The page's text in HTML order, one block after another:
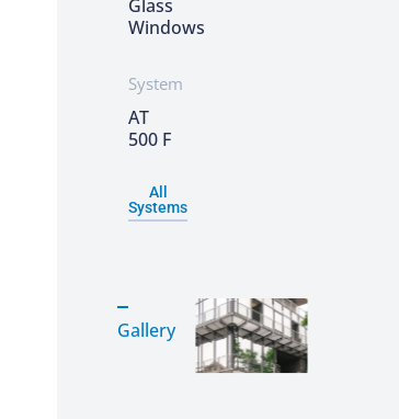
Glass
Windows
System
AT
500 F
All
Systems
Gallery